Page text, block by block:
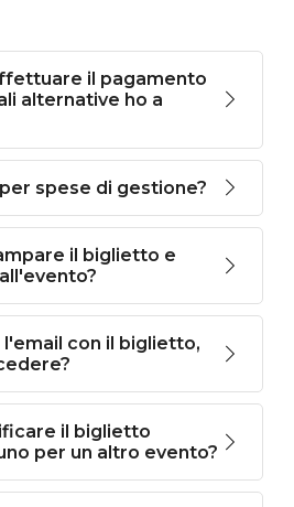
il pagamento
alternative ho a
spese di gestione?
il biglietto e
con il biglietto,
il biglietto
per un altro evento?